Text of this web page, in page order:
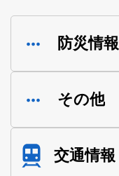
防災情報
その他
交通情報